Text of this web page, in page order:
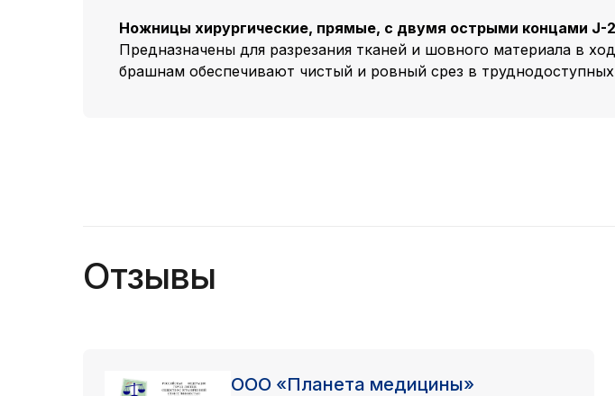
Ножницы хирургические, прямые, с двумя острыми концами J-
Предназначены для разрезания тканей и шовного материала в
брашнам обеспечивают чистый и ровный срез в труднодоступных
Отзывы
ООО «Планета медицины»